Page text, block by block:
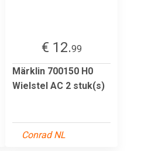
€ 12.99
Märklin 700150 H0
Wielstel AC 2 stuk(s)
Conrad NL